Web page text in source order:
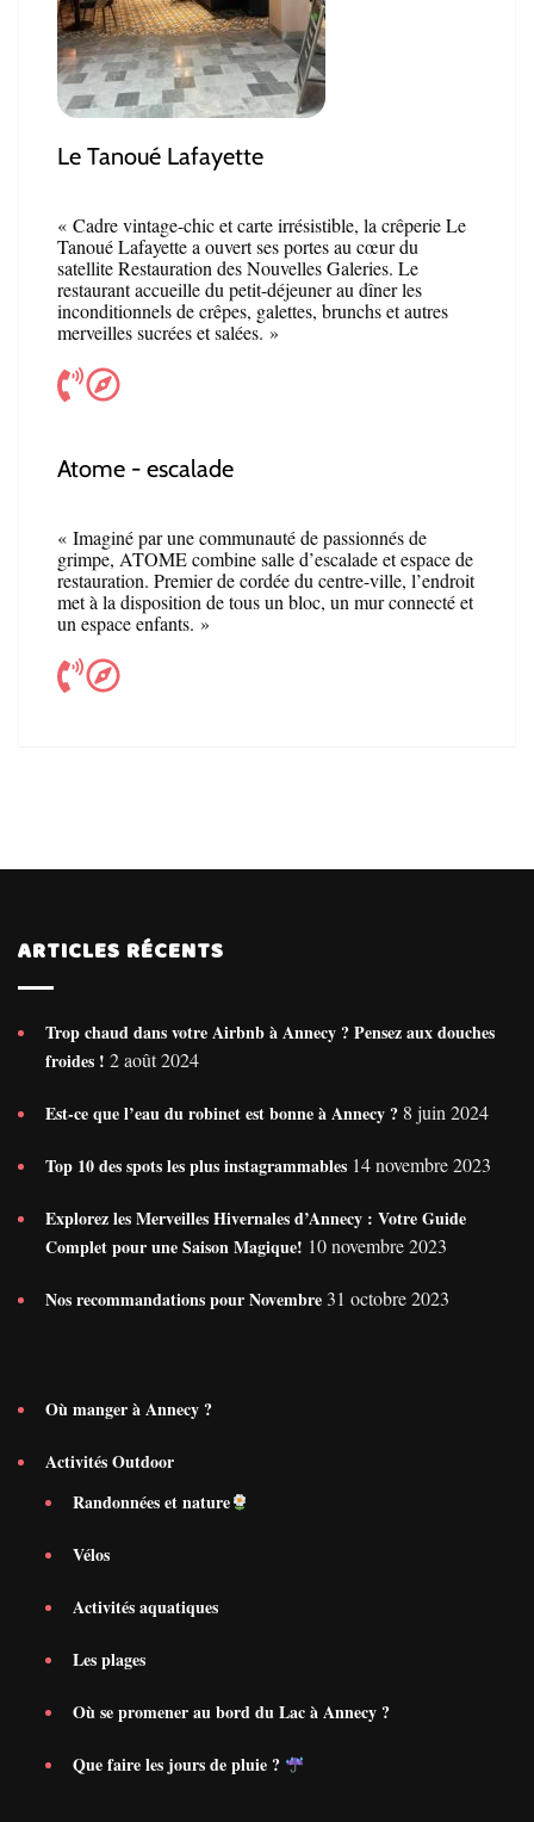
Le Tanoué Lafayette
« Cadre vintage-chic et carte irrésistible, la crêperie Le
Tanoué Lafayette a ouvert ses portes au cœur du
satellite Restauration des Nouvelles Galeries. Le
restaurant accueille du petit-déjeuner au dîner les
inconditionnels de crêpes, galettes, brunchs et autres
merveilles sucrées et salées. »
Atome - escalade
« Imaginé par une communauté de passionnés de
grimpe, ATOME combine salle d’escalade et espace de
restauration. Premier de cordée du centre-ville, l’endroit
met à la disposition de tous un bloc, un mur connecté et
un espace enfants. »
ARTICLES RÉCENTS
Trop chaud dans votre Airbnb à Annecy ? Pensez aux douches
froides ! 2 août 2024
Est-ce que l’eau du robinet est bonne à Annecy ? 8 juin 2024
Top 10 des spots les plus instagrammables 14 novembre 2023
Explorez les Merveilles Hivernales d’Annecy : Votre Guide
Complet pour une Saison Magique! 10 novembre 2023
Nos recommandations pour Novembre 31 octobre 2023
Où manger à Annecy ?
Activités Outdoor
Randonnées et nature
Vélos
Activités aquatiques
Les plages
Où se promener au bord du Lac à Annecy ?
Que faire les jours de pluie ?